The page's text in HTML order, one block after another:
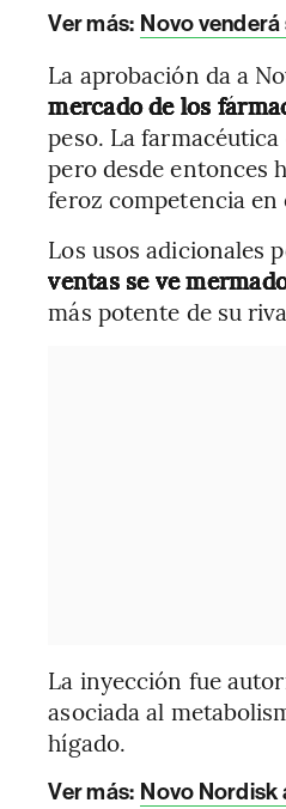
Ver más: Novo
La aprobación da a
mercado de los
peso. La
pero desde entonces
feroz competencia en
Los usos adicionales
ventas se ve
más potente de su
La inyección fue
asociada al
hígado.
Ver más: Novo Nordisk